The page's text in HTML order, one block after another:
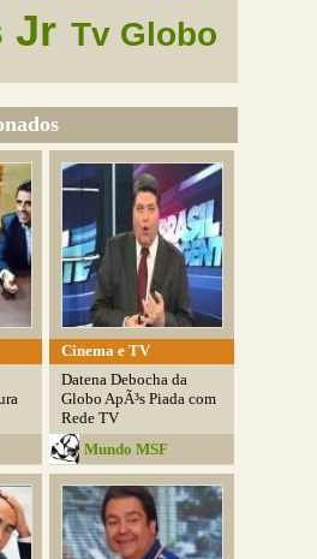
Jr Tv Globo
Cinema e TV
Datena Debocha da
Globo ApÃ³s Piada com
Rede TV
Mundo MSF